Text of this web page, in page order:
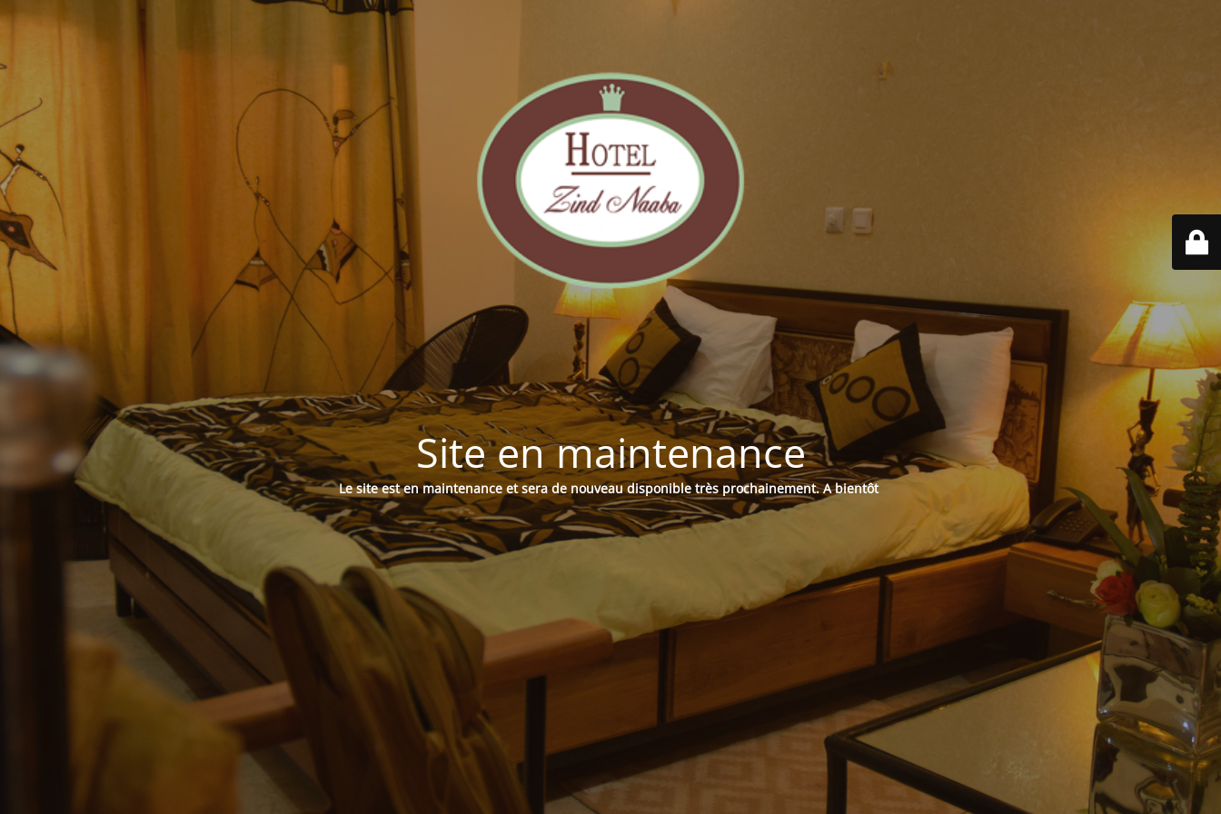
Site en maintenance
Le site est en maintenance et sera de nouveau disponible très prochainement.A bientôt